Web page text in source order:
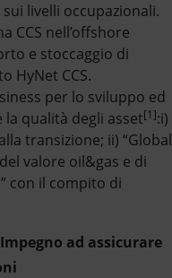
livelli occupazionali.
CCS nell’offshore
e stoccaggio di
HyNet CCS.
per lo sviluppo ed
la qualità degli asset[1]:i)
transizione; ii) “Global
valore oil&gas e di
con il compito di
ad assicurare